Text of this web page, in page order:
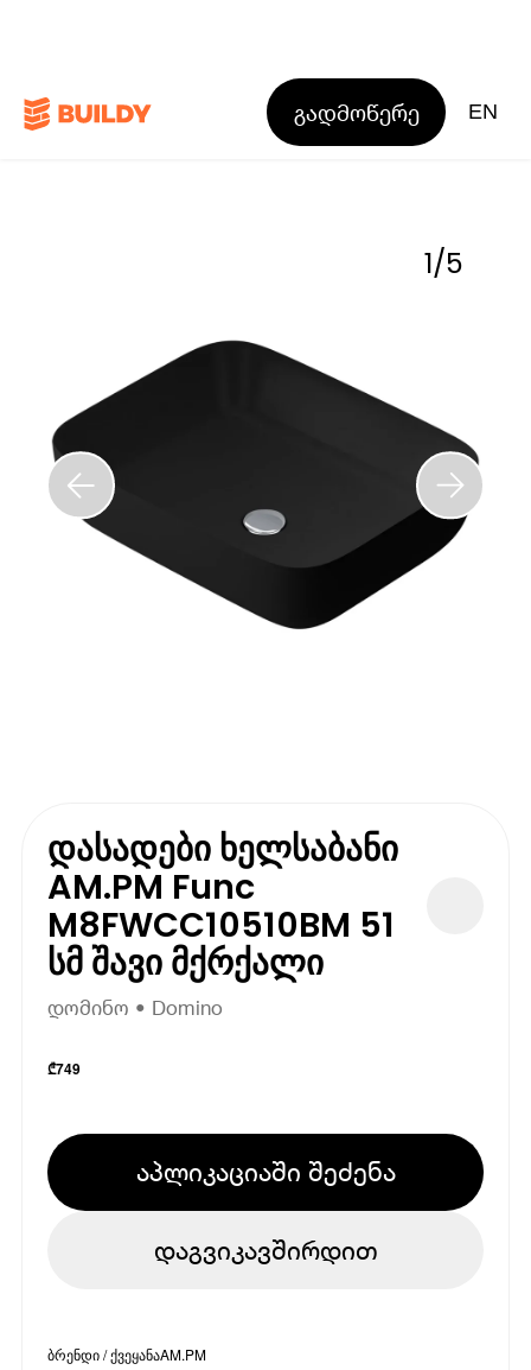
გადმოწერე EN
1/5
დასადები ხელსაბანი
AM.PM Func
M8FWCC10510BM 51
სმ შავი მქრქალი
დომინო • Domino
₾749
აპლიკაციაში შეძენა
დაგვიკავშირდით
ბრენდი / ქვეყანაAM.PM